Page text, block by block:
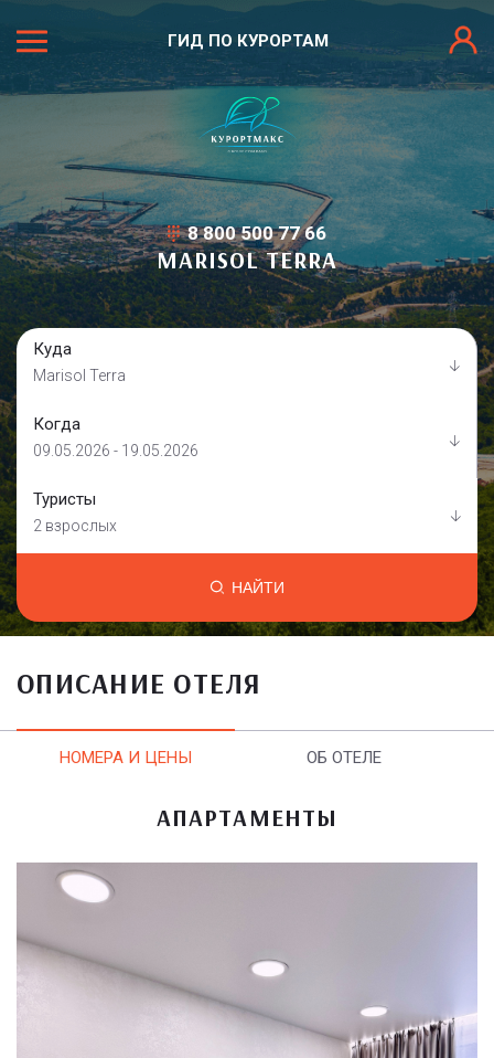
ГИД ПО КУРОРТАМ
8 800 500 77 66
MARISOL TERRA
Куда
Marisol Terra
Когда
09.05.2026 - 19.05.2026
Туристы
2 взрослых
НАЙТИ
ОПИСАНИЕ ОТЕЛЯ
НОМЕРА И ЦЕНЫ ОБ ОТЕЛЕ
АПАРТАМЕНТЫ